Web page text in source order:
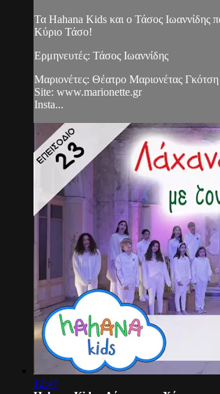
Τα Hahana Kids και ο Τάσος Ιωαννίδης
Κύριο Τάσο!
Ερμηνευτές: Τάσος Ιωαννίδης
Μαριονέτες: Θέατρο Μαριονέτας Γκότση
Site: www.marionette.gr
Insta...
12:47